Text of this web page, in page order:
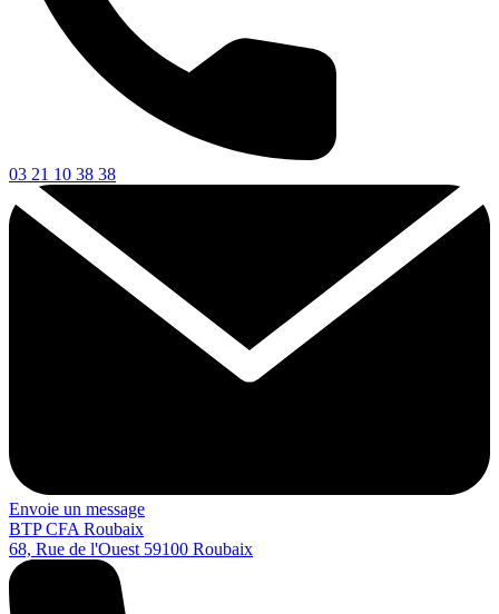
03 21 10 38 38
Envoie un message
BTP CFA Roubaix
68, Rue de l'Ouest 59100 Roubaix